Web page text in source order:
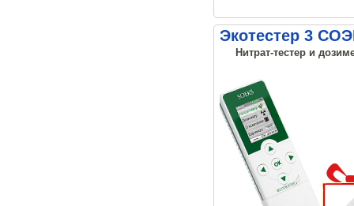
Экотестер 3
Нитрат-тестер и